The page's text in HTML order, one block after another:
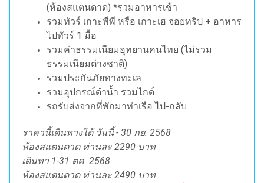
(ห้องสแตนดาด) *รวมอาหารเช้า
รวมทัวร์ เกาะพีพี หรือ เกาะเฮ จอยทริป + อาหาร
ไปทัวร์ 1 มื้อ
รวมค่าธรรมเนียมอุทยานคนไทย (ไม่รวม
ธรรมเนียมต่างชาติ)
รวมประกันภัยทางทะเล
รวมอุปกรณ์ดำน้ำ รวมไกด์
รถรับส่งจากที่พักมาท่าเรือ ไป-กลับ
ราคานี้เดินทางได้ วันนี้ - 30 กย. 2568
ห้องสแตนดาด ท่านละ 2290 บาท
เดินทา 1-31 ตค. 2568
ห้องสแตนดาด ท่านละ 2490 บาท